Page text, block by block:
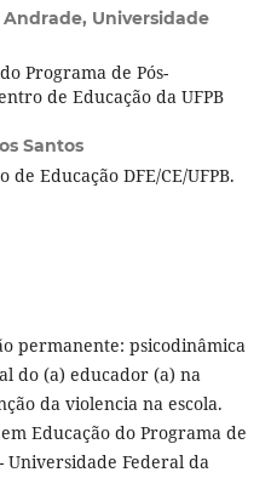
Andrade, Universidade
Programa de Pós-
de Educação da UFPB
Santos
Educação DFE/CE/UFPB.
permanente: psicodinâmica
do (a) educador (a) na
da violencia na escola.
Educação do Programa de
Universidade Federal da